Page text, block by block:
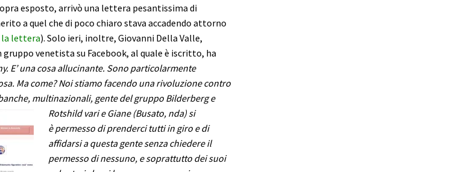
esposto, arrivò una lettera pesantissima di
a quel che di poco chiaro stava accadendo attorno
la lettera). Solo ieri, inoltre, Giovanni Della Valle,
venetista su Facebook, al quale è iscritto, ha
E’ una cosa allucinante. Sono particolarmente
Ma come? Noi stiamo facendo una rivoluzione contro
multinazionali, gente del gruppo Bilderberg e
Rotshild vari e Giane (Busato, nda) si
è permesso di prenderci tutti in giro e di
affidarsi a questa gente senza chiedere il
permesso di nessuno, e soprattutto dei suoi